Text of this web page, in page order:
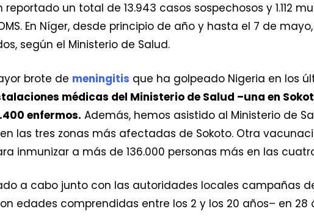
reportado un total de 13.943 casos sospechosos y 1.112
En Níger, desde principio de año y hasta el 7 de
según el Ministerio de Salud.
brote de meningitis que ha golpeado Nigeria en los
médicas del Ministerio de Salud –una en
enfermos. Además, hemos asistido al Ministerio de
en las tres zonas más afectadas de Sokoto. Otra
inmunizar a más de 136.000 personas más en las
a cabo junto con las autoridades locales campañas
edades comprendidas entre los 2 y los 20 años– en 28